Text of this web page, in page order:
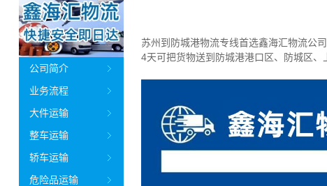
苏州到防城港物流专线首选鑫海汇物流公
4天可把货物送到防城港港口区、防城区、
公司简介
业务流程
大件运输
整车运输
轿车运输
危险品运输